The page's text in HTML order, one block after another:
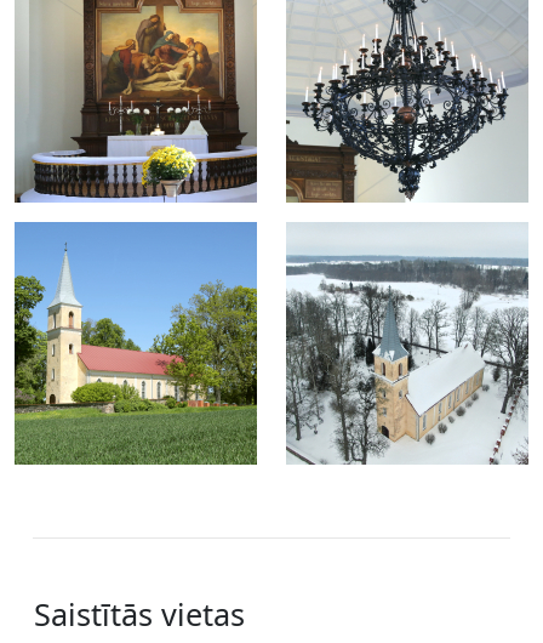
Saistītās vietas